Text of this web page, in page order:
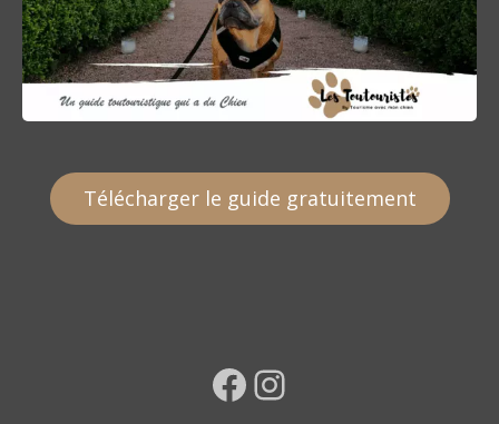
Télécharger le guide gratuitement
Facebook Instagram